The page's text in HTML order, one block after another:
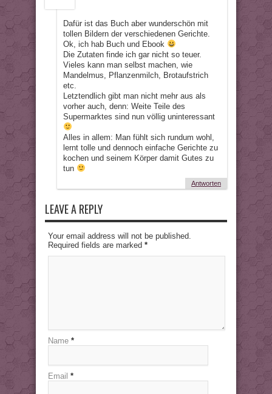
Dafür ist das Buch aber wunderschön mit
tollen Bildern der verschiedenen Gerichte.
Ok, ich hab Buch und Ebook
Die Zutaten finde ich gar nicht so teuer.
Vieles kann man selbst machen, wie
Mandelmus, Pflanzenmilch, Brotaufstrich
etc.
Letztendlich gibt man nicht mehr aus als
vorher auch, denn: Weite Teile des
Supermarktes sind nun völlig uninteressant
Alles in allem: Man fühlt sich rundum wohl,
lernt tolle und dennoch einfache Gerichte zu
kochen und seinem Körper damit Gutes zu
tun
Antworten
LEAVE A REPLY
Your email address will not be published.
Required fields are marked *
Name *
Email *